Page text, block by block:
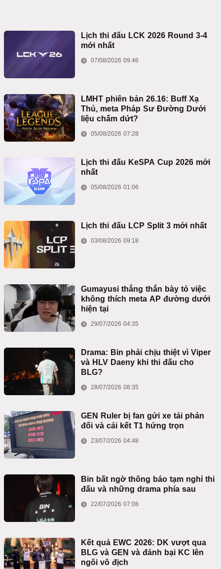
Lịch thi đấu LCK 2026 Round 3-4
mới nhất
07/08/2026 09:46
LMHT phiên bản 26.16: Buff Xạ
Thủ, meta Pháp Sư Đường Dưới
liệu chấm dứt?
05/08/2026 07:28
Lịch thi đấu KeSPA Cup 2026 mới
nhất
05/08/2026 01:06
Lịch thi đấu LCP Split 3 mới nhất
03/08/2026 09:18
Gumayusi thẳng thắn bày tỏ việc
không thích meta AP đường dưới
hiện tại
29/07/2026 04:35
Drama: Bin phải chịu thiệt vì Viper
và HLV Daeny khi thi đấu cho
BLG?
28/07/2026 08:35
GEN Ruler bị fan gửi xe tải phản
đối và cái kết T1 hứng trọn
23/07/2026 04:48
Bin bất ngờ thông báo tạm nghỉ thi
đấu và những drama phía sau
22/07/2026 07:08
Kết quả EWC 2026: DK vượt qua
BLG và GEN và đánh bại KC lên
ngôi vô địch